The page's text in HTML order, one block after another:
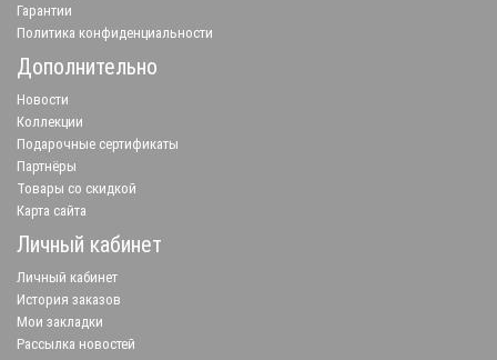
Гарантии
Политика конфиденциальности
Дополнительно
Новости
Коллекции
Подарочные сертификаты
Партнёры
Товары со скидкой
Карта сайта
Личный кабинет
Личный кабинет
История заказов
Мои закладки
Рассылка новостей